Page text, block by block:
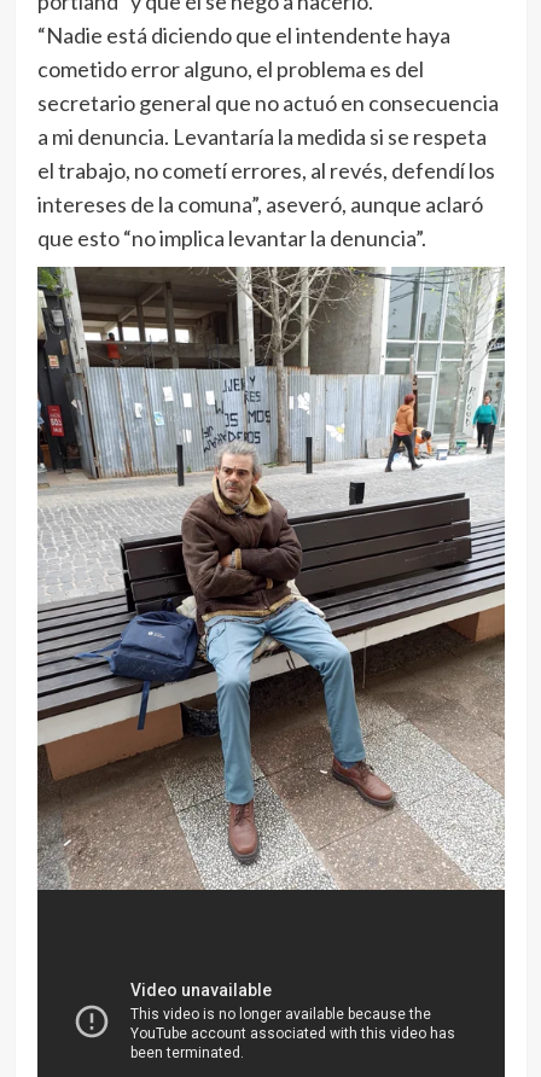
“Nadie está diciendo que el intendente haya
cometido error alguno, el problema es del
secretario general que no actuó en consecuencia
a mi denuncia. Levantaría la medida si se respeta
el trabajo, no cometí errores, al revés, defendí los
intereses de la comuna”, aseveró, aunque aclaró
que esto “no implica levantar la denuncia”.